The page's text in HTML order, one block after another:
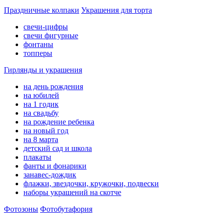
Праздничные колпаки Украшения для торта
свечи-цифры
свечи фигурные
фонтаны
топперы
Гирлянды и украшения
на день рождения
на юбилей
на 1 годик
на свадьбу
на рождение ребенка
на новый год
на 8 марта
детский сад и школа
плакаты
фанты и фонарики
занавес-дождик
флажки, звездочки, кружочки, подвески
наборы украшений на скотче
Фотозоны Фотобутафория